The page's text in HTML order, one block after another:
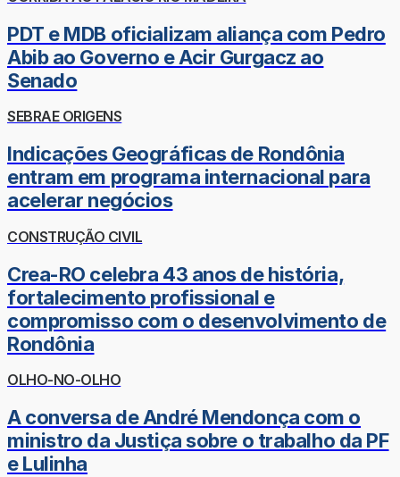
PDT e MDB oficializam aliança com Pedro
Abib ao Governo e Acir Gurgacz ao
Senado
SEBRAE ORIGENS
Indicações Geográficas de Rondônia
entram em programa internacional para
acelerar negócios
CONSTRUÇÃO CIVIL
Crea-RO celebra 43 anos de história,
fortalecimento profissional e
compromisso com o desenvolvimento de
Rondônia
OLHO-NO-OLHO
A conversa de André Mendonça com o
ministro da Justiça sobre o trabalho da PF
e Lulinha